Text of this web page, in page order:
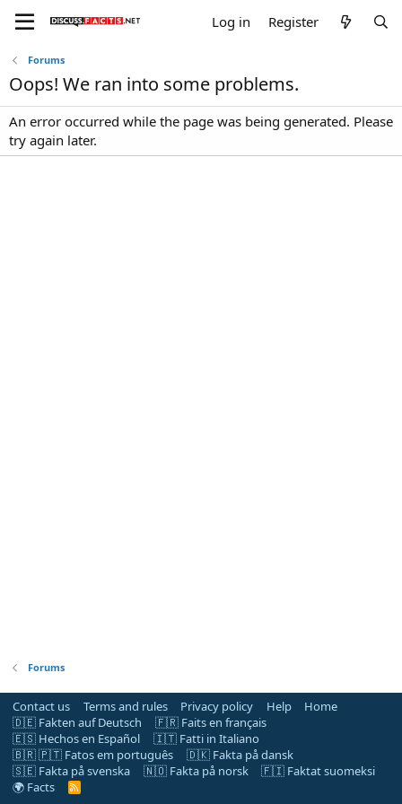
Log in Register
Forums
Oops! We ran into some problems.
An error occurred while the page was being generated. Please
try again later.
Forums
Contact us Terms and rules Privacy policy Help
Home
🇩🇪 Fakten auf Deutsch
🇫🇷 Faits en français
🇪🇸 Hechos en Español
🇮🇹 Fatti in Italiano
🇧🇷 🇵🇹 Fatos em português
🇩🇰 Fakta på dansk
🇸🇪 Fakta på svenska
🇳🇴 Fakta på norsk
🇫🇮 Faktat suomeksi
🌍 Facts
R